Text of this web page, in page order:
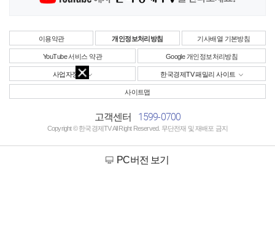
YouTube 서비스 약관 Google 개인정보처리방침
사이트맵